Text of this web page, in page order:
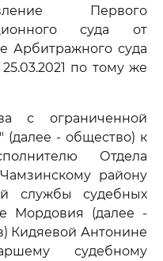
Первого
суда от
Арбитражного суда
по тому же
с ограниченной
(далее - общество) к
Отдела
району
службы судебных
Мордовия (далее -
Кидяевой Антонине
судебному